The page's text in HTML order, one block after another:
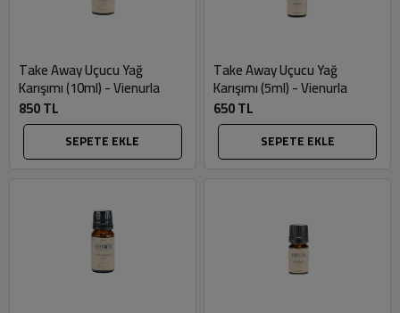
Take Away Uçucu Yağ
Karışımı (10ml) - Vienurla
850 TL
SEPETE EKLE
Take Away Uçucu Yağ
Karışımı (5ml) - Vienurla
650 TL
SEPETE EKLE